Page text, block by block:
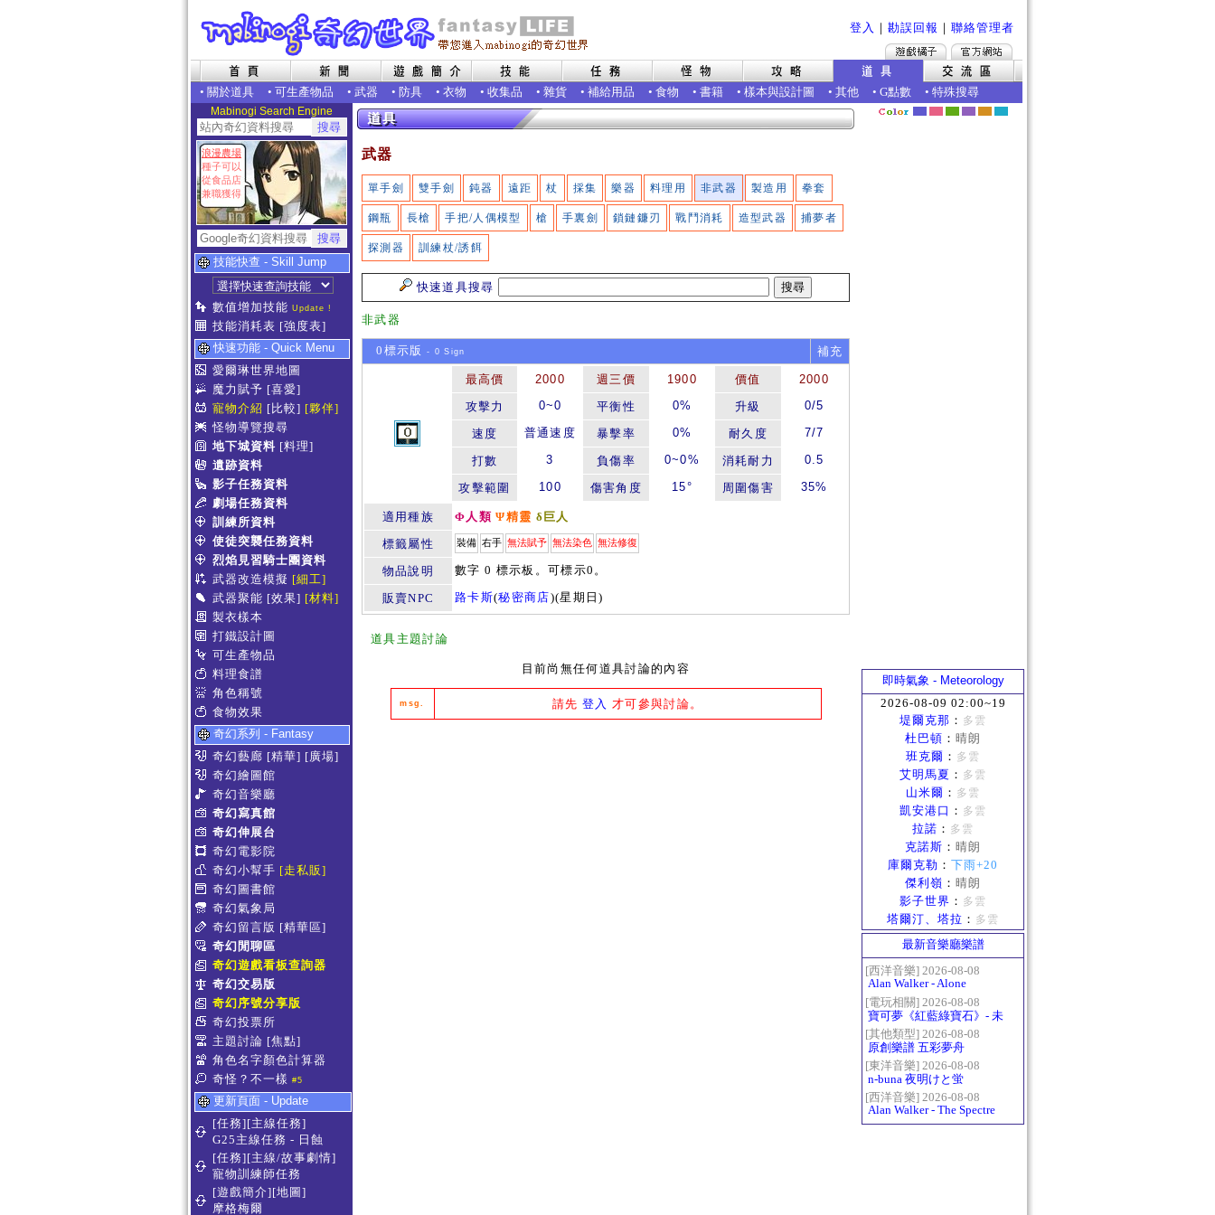
登入 ｜ 勘誤回報 ｜ 聯絡管理者
• 關於道具 • 可生產物品 • 武器 • 防具 • 衣物 • 收集品 • 雜貨 • 補給用品 • 食物 • 書籍 • 樣本與設計圖 • 其他 • G點數 • 特殊搜尋
Mabinogi Search Engine
浪漫農場
種子可以
從食品店
兼職獲得
技能快查 - Skill Jump
數值增加技能 Update !
技能消耗表 [強度表]
快速功能 - Quick Menu
愛爾琳世界地圖
魔力賦予 [喜愛]
寵物介紹 [比較] [夥伴]
怪物導覽搜尋
地下城資料 [料理]
遺跡資料
影子任務資料
劇場任務資料
訓練所資料
使徒突襲任務資料
烈焰見習騎士團資料
武器改造模擬 [細工]
武器聚能 [效果] [材料]
製衣樣本
打鐵設計圖
可生產物品
料理食譜
角色稱號
食物效果
奇幻系列 - Fantasy
奇幻藝廊 [精華] [廣場]
奇幻繪圖館
奇幻音樂廳
奇幻寫真館
奇幻伸展台
奇幻電影院
奇幻小幫手 [走私販]
奇幻圖書館
奇幻氣象局
奇幻留言版 [精華區]
奇幻閒聊區
奇幻遊戲看板查詢器
奇幻交易版
奇幻序號分享版
奇幻投票所
主題討論 [焦點]
角色名字顏色計算器
奇怪？不一樣 #5
更新頁面 - Update
[任務][主線任務]
G25主線任務 - 日蝕
[任務][主線/故事劇情]
寵物訓練師任務
[遊戲簡介][地圖]
摩格梅爾
武器
單手劍 雙手劍 鈍器 遠距 杖 採集 樂器 料理用 非武器 製造用 拳套
鋼瓶 長槍 手把/人偶模型 槍 手裏劍 鎖鏈鐮刃 戰鬥消耗 造型武器 捕夢者
探測器 訓練杖/誘餌
快速道具搜尋
非武器
0標示版 - 0 Sign 補充
最高價 2000 週三價 1900 價值
2000
攻擊力
0~0 平衡性 0% 升級 0/5
速度 普通速度 暴擊率 0% 耐久度 7/7
打數 3 負傷率 0~0% 消耗耐力 0.5
攻擊範圍 100 傷害角度 15° 周圍傷害 35%
適用種族 Φ人類 Ψ精靈 δ巨人
標籤屬性
裝備 右手 無法賦予 無法染色 無法修復
物品說明 數字 0 標示板。可標示0。
販賣NPC 路卡斯(秘密商店)(星期日)
道具主題討論
目前尚無任何道具討論的內容
msg. 請先 登入 才可參與討論。
即時氣象 - Meteorology
2026-08-09 02:00~19
堤爾克那 ： 多雲
杜巴頓 ： 晴朗
班克爾 ： 多雲
艾明馬夏 ： 多雲
山米爾 ： 多雲
凱安港口 ： 多雲
拉諾 ： 多雲
克諾斯 ： 晴朗
庫爾克勒 ： 下雨+20
傑利嶺 ： 晴朗
影子世界 ： 多雲
塔爾汀、塔拉 ： 多雲
最新音樂廳樂譜
[西洋音樂] 2026-08-08
Alan Walker - Alone
[電玩相關] 2026-08-08
寶可夢《紅藍綠寶石》- 未
白鎮BGM (Littleroot Town)
[其他類型] 2026-08-08
原創樂譜 五彩夢舟
[東洋音樂] 2026-08-08
n-buna 夜明けと蛍
[西洋音樂] 2026-08-08
Alan Walker - The Spectre